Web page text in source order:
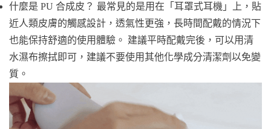
什麼是 PU 合成皮？ 最常見的是用在「耳罩式耳機」上，貼
近人類皮膚的觸感設計，透氣性更強，長時間配戴的情況下
也能保持舒適的使用體驗。 建議平時配戴完後，可以用清
水濕布擦拭即可，建議不要使用其他化學成分清潔劑以免變
質。